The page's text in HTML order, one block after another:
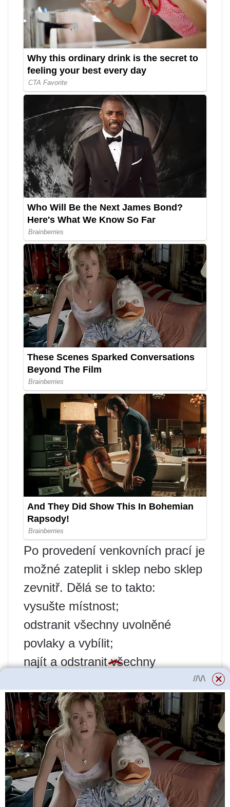
Po provedení venkovních prací je
možné zateplit i sklep nebo sklep
zevnitř. Dělá se to takto:
vysušte místnost;
odstranit všechny uvolněné
povlaky a vybílit;
najít a odstranit všechny
namočte stěny antifungálním
lékem;
naneste hydroizolační směs;
pokud je to žádoucí, omítněte
stěny ve výšce 0,5-1 m od
podlahy.